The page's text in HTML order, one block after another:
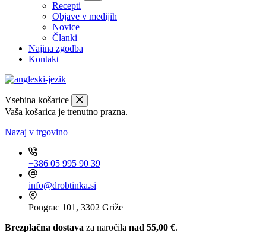
Recepti
Objave v medijih
Novice
Članki
Najina zgodba
Kontakt
Vsebina košarice
Vaša košarica je trenutno prazna.
Nazaj v trgovino
+386 05 995 90 39
info@drobtinka.si
Pongrac 101, 3302 Griže
Brezplačna dostava za naročila nad 55,00 €.